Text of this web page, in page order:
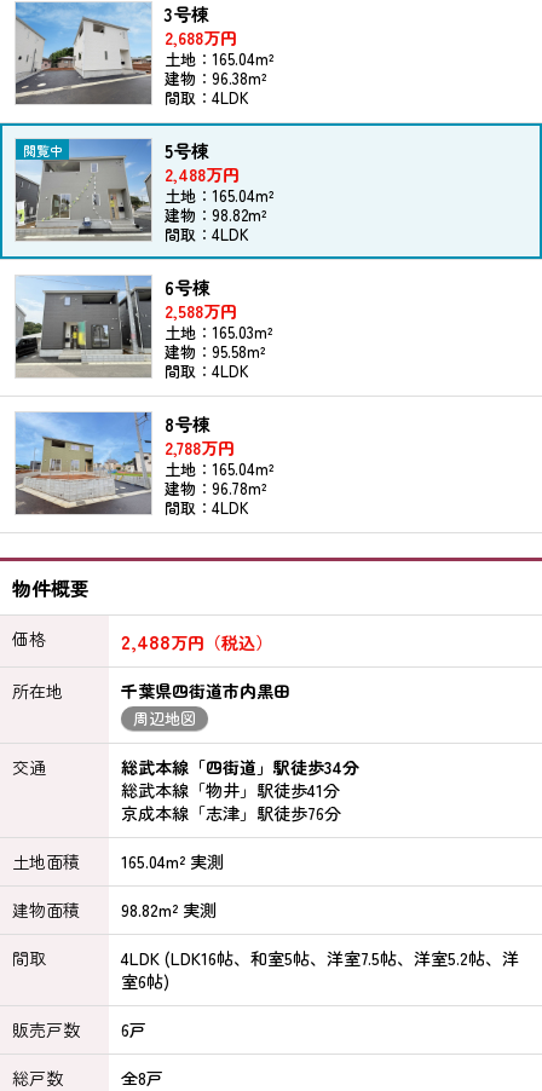
3号棟
2,688万円
土地：165.04m²
建物：96.38m²
間取：4LDK
5号棟
2,488万円
土地：165.04m²
建物：98.82m²
間取：4LDK
6号棟
2,588万円
土地：165.03m²
建物：95.58m²
間取：4LDK
8号棟
2,788万円
土地：165.04m²
建物：96.78m²
間取：4LDK
物件概要
価格 2,488万円（税込）
所在地
千葉県四街道市内黒田
周辺地図
交通
総武本線「四街道」駅徒歩34分
総武本線「物井」駅徒歩41分
京成本線「志津」駅徒歩76分
土地面積
165.04m² 実測
建物面積
98.82m² 実測
間取
4LDK (LDK16帖、和室5帖、洋室7.5帖、洋室5.2帖、洋
室6帖)
販売戸数
6戸
総戸数
全8戸